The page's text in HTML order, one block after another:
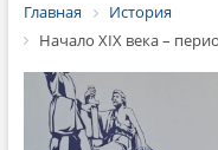
Главная
История
Начало XIX века –